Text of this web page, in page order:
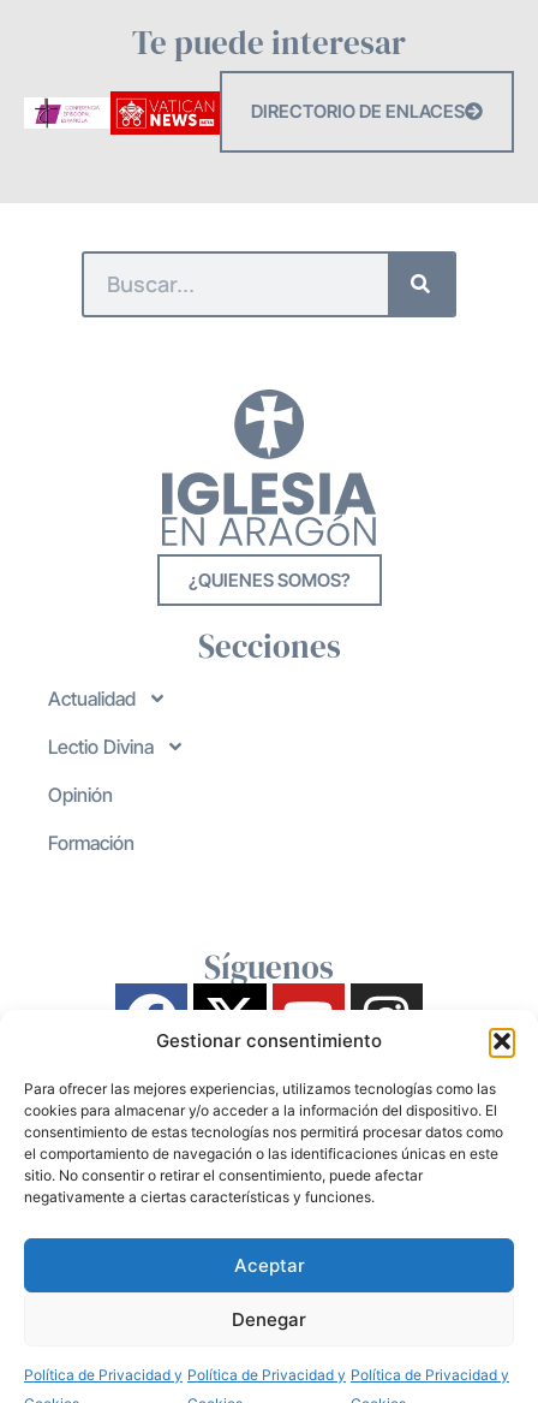
Gestionar consentimiento
Para ofrecer las mejores experiencias, utilizamos tecnologías como las
cookies para almacenar y/o acceder a la información del dispositivo. El
consentimiento de estas tecnologías nos permitirá procesar datos como
el comportamiento de navegación o las identificaciones únicas en este
sitio. No consentir o retirar el consentimiento, puede afectar
negativamente a ciertas características y funciones.
Aceptar
Denegar
Política de Privacidad y Política de Privacidad y Política de Privacidad y
Te puede interesar
DIRECTORIO DE ENLACES
¿QUIENES SOMOS?
Secciones
Actualidad
Lectio Divina
Opinión
Formación
Síguenos